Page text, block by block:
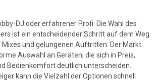
DJ oder erfahrener Profi: Die Wahl des
ist ein entscheidender Schritt auf dem Weg
und gelungenen Auftritten. Der Markt
Auswahl an Geräten, die sich in Preis,
Bedienkomfort deutlich unterscheiden.
kann die Vielzahl der Optionen schnell